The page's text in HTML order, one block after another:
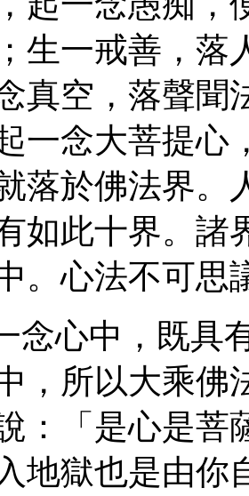
生一戒善，落
真空，落聲聞
一念大菩提心
落於佛法界。
如此十界。諸
。心法不可思
念心中，既具
，所以大乘佛
：「是心是菩
地獄也是由你